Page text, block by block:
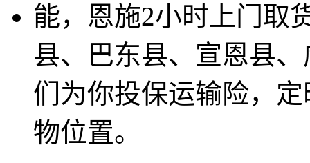
能，恩施2小时上门取
县、巴东县、宣恩县
们为你投保运输险，
物位置。